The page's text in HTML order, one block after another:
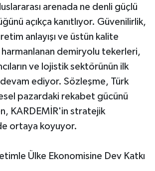
arenada ne denli güçlü
açıkça kanıtlıyor. Güvenilirlik,
anlayışı ve üstün kalite
demiryolu tekerleri,
ve lojistik sektörünün ilk
ediyor. Sözleşme, Türk
pazardaki rekabet gücünü
KARDEMİR'in stratejik
ortaya koyuyor.
Ülke Ekonomisine Dev Katkı